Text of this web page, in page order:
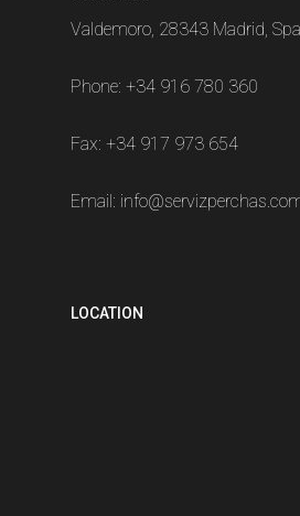
Valdemoro, 28343 Madrid,
Phone: +34 916 780 360
Fax: +34 917 973 654
Email:
LOCATION